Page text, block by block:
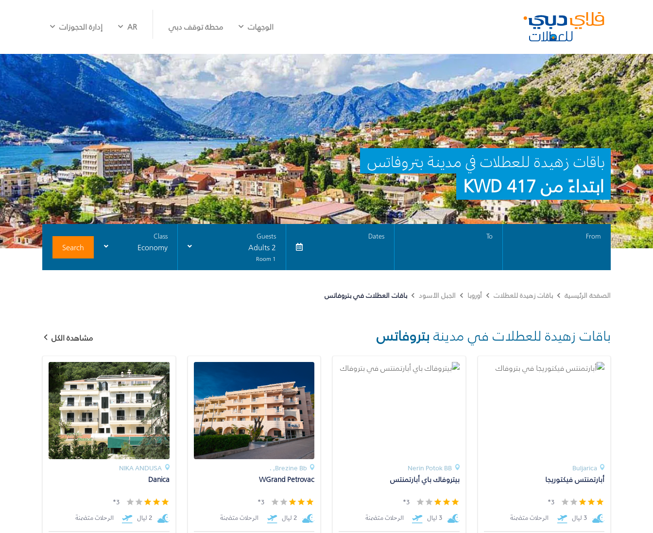
الوجهات محطة توقف دبي AR إدارة الحجوزات
باقات زهيدة للعطلات في مدينة بتروفاتس
ابتداءً من 417 KWD
From
To
Dates
Guests
2 Adults
1 Room
Class
Economy
Search
الصفحة الرئيسية باقات زهيدة للعطلات أوروبا الجبل الأسود باقات العطلات في بتروفاتس
باقات زهيدة للعطلات في مدينة بتروفاتس مشاهدة الكل
Buljarica
أبارتمنتس فيكتوريجا
3*
3 ليال
الرحلات متضمنة
Nerin Potok BB
بيتروفاك باي أبارتمنتس
3*
3 ليال
الرحلات متضمنة
Brezine Bb, .
WGrand Petrovac
3*
2 ليال
الرحلات متضمنة
NIKA ANDUSA
Danica
3*
2 ليال
الرحلات متضمنة